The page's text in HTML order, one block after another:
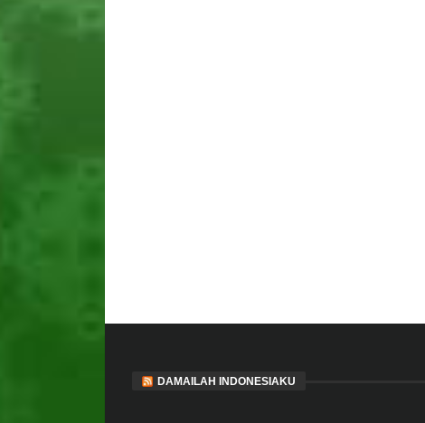
DAMAILAH INDONESIAKU